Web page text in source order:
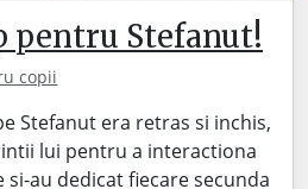
pentru Stefanut!
copii
Stefanut era retras si inchis,
lui pentru a interactiona
si-au dedicat fiecare secunda